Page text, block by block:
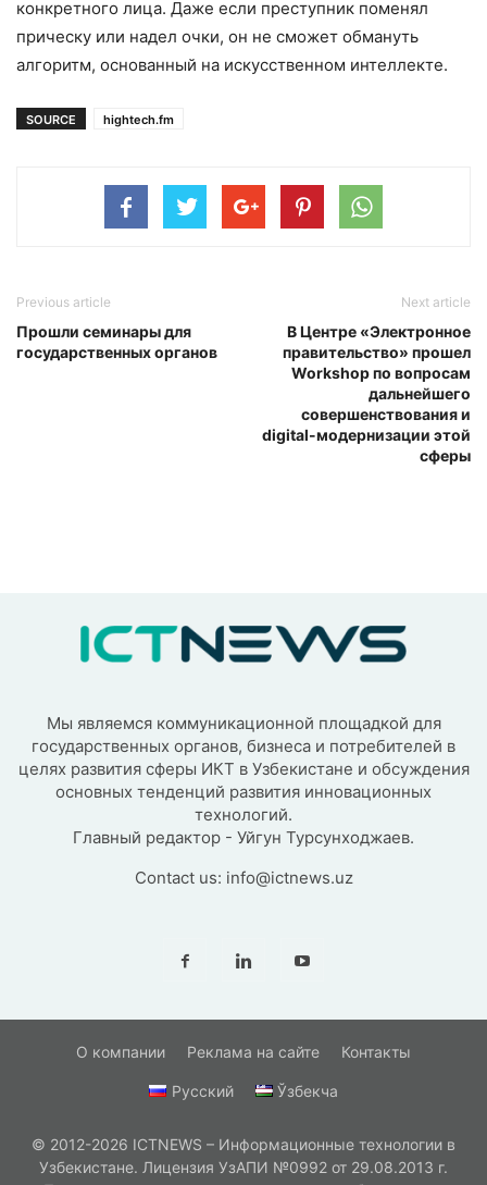
конкретного лица. Даже если преступник поменял
прическу или надел очки, он не сможет обмануть
алгоритм, основанный на искусственном интеллекте.
SOURCE hightech.fm
Previous article
Прошли семинары для
государственных органов
Next article
В Центре «Электронное
правительство» прошел
Workshop по вопросам
дальнейшего
совершенствования и
digital-модернизации этой
сферы
Мы являемся коммуникационной площадкой для
государственных органов, бизнеса и потребителей в
целях развития сферы ИКТ в Узбекистане и обсуждения
основных тенденций развития инновационных
технологий.
Главный редактор - Уйгун Турсунходжаев.
Contact us: info@ictnews.uz
О компании Реклама на сайте Контакты
Русский Ўзбекча
© 2012-2026 ICTNEWS – Информационные технологии в
Узбекистане. Лицензия УзАПИ №0992 от 29.08.2013 г.